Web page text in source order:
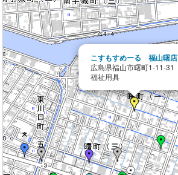
こすもすめーる 福山曙店
広島県福山市曙町1-11-31
福祉用具